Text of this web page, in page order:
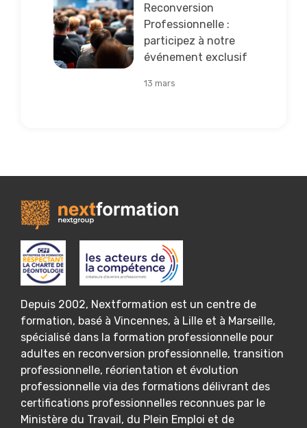
Reconversion
Professionnelle :
participez à notre
événement exclusif
13 mars
Depuis 2002, Nextformation est un centre de
formation, basé à Vincennes, à Lille et à Marseille,
spécialisé dans la formation professionnelle pour
adultes en reconversion professionnelle, transition
professionnelle, réorientation et évolution
professionnelle via des formations délivrant des
certifications professionnelles reconnues par le
Ministère du Travail, du Plein Emploi et de